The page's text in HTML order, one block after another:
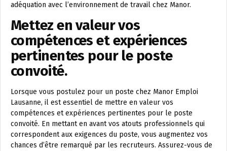
adéquation avec l’environnement de travail chez Manor.
Mettez en valeur vos
compétences et expériences
pertinentes pour le poste
convoité.
Lorsque vous postulez pour un poste chez Manor Emploi
Lausanne, il est essentiel de mettre en valeur vos
compétences et expériences pertinentes pour le poste
convoité. En mettant en avant vos atouts professionnels qui
correspondent aux exigences du poste, vous augmentez vos
chances d’être remarqué par les recruteurs. Assurez-vous de